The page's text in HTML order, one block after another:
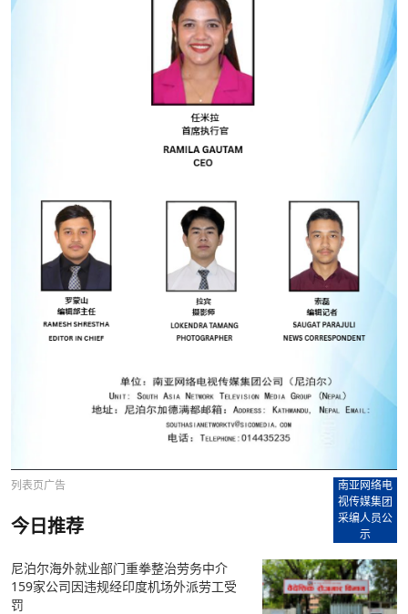
列表页广告
南亚网络电
视传媒集团
采编人员公
示
今日推荐
尼泊尔海外就业部门重拳整治劳务中介
159家公司因违规经印度机场外派劳工受
罚